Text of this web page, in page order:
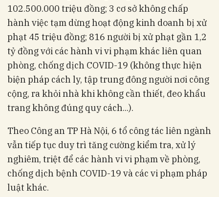
102.500.000 triệu đồng; 3 cơ sở không chấp
hành việc tạm dừng hoạt động kinh doanh bị xử
phạt 45 triệu đồng; 816 người bị xử phạt gần 1,2
tỷ đồng với các hành vi vi phạm khác liên quan
phòng, chống dịch COVID-19 (không thực hiện
biện pháp cách ly, tập trung đông người nơi công
cộng, ra khỏi nhà khi không cần thiết, đeo khẩu
trang không đúng quy cách...).
Theo Công an TP Hà Nội, 6 tổ công tác liên ngành
vẫn tiếp tục duy trì tăng cường kiểm tra, xử lý
nghiêm, triệt để các hành vi vi phạm về phòng,
chống dịch bệnh COVID-19 và các vi phạm pháp
luật khác.